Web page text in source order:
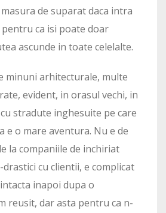
de suparat daca intra
ca isi poate doar
ascunde in toate celelalte.
minuni arhitecturale, multe
evident, in orasul vechi, in
stradute inghesuite pe care
e o mare aventura. Nu e de
la companiile de inchiriat
cu clientii, e complicat
inapoi dupa o
reusit, dar asta pentru ca n-